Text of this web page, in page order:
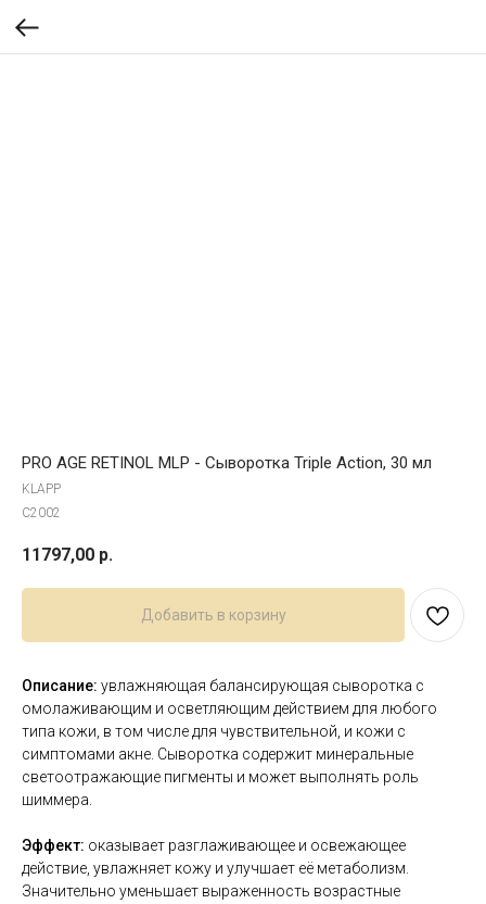
PRO AGE RETINOL MLP - Сыворотка Triple Action, 30 мл
KLAPP
C2002
11797,00 р.
Добавить в корзину
Описание: увлажняющая балансирующая сыворотка с
омолаживающим и осветляющим действием для любого
типа кожи, в том числе для чувствительной, и кожи с
симптомами акне. Сыворотка содержит минеральные
светоотражающие пигменты и может выполнять роль
шиммера.
Эффект: оказывает разглаживающее и освежающее
действие, увлажняет кожу и улучшает её метаболизм.
Значительно уменьшает выраженность возрастные